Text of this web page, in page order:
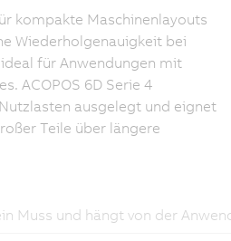
kompakte Maschinenlayouts
Wiederholgenauigkeit bei
für Anwendungen mit
ACOPOS 6D Serie 4
ausgelegt und eignet
Teile über längere
Muss und hängt von der